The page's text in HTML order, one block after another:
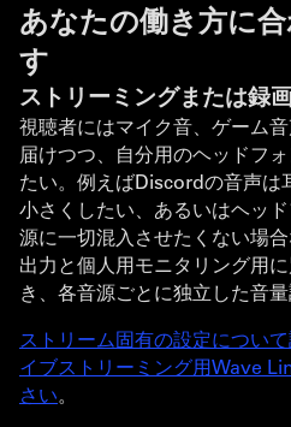
あなたの働き方に
す
ストリーミングまたは録
視聴者にはマイク音、ゲーム
届けつつ、自分用のヘッドフ
たい。例えばDiscordの音声は
小さくしたい、あるいはヘッ
源に一切混入させたくない場
出力と個人用モニタリング用
き、各音源ごとに独立した音量
ストリーム固有の設定につい
イブストリーミング用Wave
さい。